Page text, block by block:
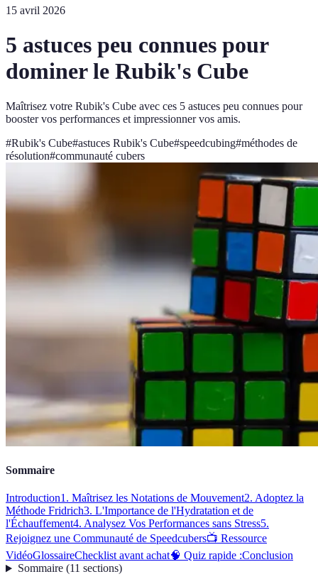
15 avril 2026
5 astuces peu connues pour
dominer le Rubik's Cube
Maîtrisez votre Rubik's Cube avec ces 5 astuces peu connues pour
booster vos performances et impressionner vos amis.
#Rubik's Cube#astuces Rubik's Cube#speedcubing#méthodes de
résolution#communauté cubers
Sommaire
Introduction1. Maîtrisez les Notations de Mouvement2. Adoptez la
Méthode Fridrich3. L'Importance de l'Hydratation et de
l'Échauffement4. Analysez Vos Performances sans Stress5.
Rejoignez une Communauté de Speedcubers📺 Ressource
VidéoGlossaireChecklist avant achat🧠 Quiz rapide :Conclusion
Sommaire(11 sections)